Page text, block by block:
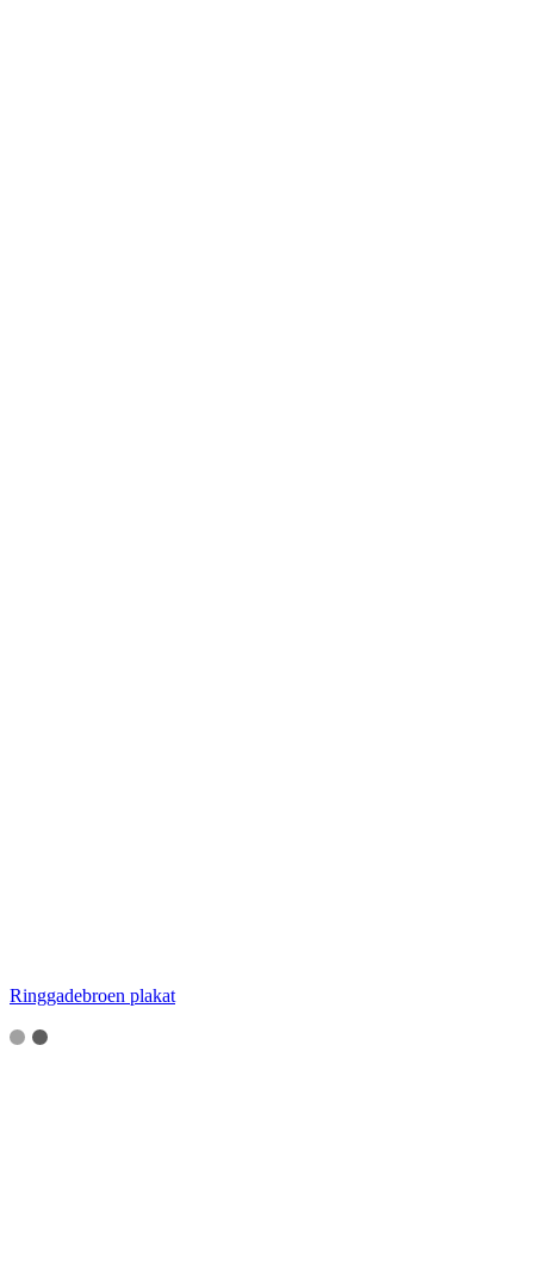
Ringgadebroen plakat